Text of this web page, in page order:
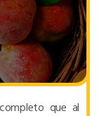
que al